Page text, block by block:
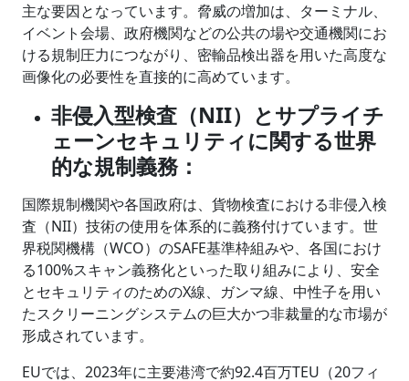
主な要因となっています。脅威の増加は、ターミナル、
イベント会場、政府機関などの公共の場や交通機関にお
ける規制圧力につながり、密輸品検出器を用いた高度な
画像化の必要性を直接的に高めています。
非侵入型検査（NII）とサプライチ
ェーンセキュリティに関する世界
的な規制義務：
国際規制機関や各国政府は、貨物検査における非侵入検
査（NII）技術の使用を体系的に義務付けています。世
界税関機構（WCO）のSAFE基準枠組みや、各国におけ
る100%スキャン義務化といった取り組みにより、安全
とセキュリティのためのX線、ガンマ線、中性子を用い
たスクリーニングシステムの巨大かつ非裁量的な市場が
形成されています。
EUでは、2023年に主要港湾で約92.4百万TEU（20フィ